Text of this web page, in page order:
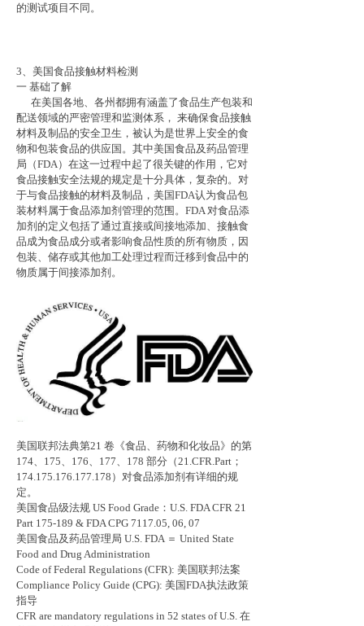
的测试项目不同。
3、美国食品接触材料检测
一 基础了解
在美国各地、各州都拥有涵盖了食品生产包装和
配送领域的严密管理和监测体系， 来确保食品接触
材料及制品的安全卫生，被认为是世界上安全的食
物和包装食品的供应国。其中美国食品及药品管理
局（FDA）在这一过程中起了很关键的作用，它对
食品接触安全法规的规定是十分具体，复杂的。对
于与食品接触的材料及制品，美国FDA认为食品包
装材料属于食品添加剂管理的范围。FDA 对食品添
加剂的定义包括了通过直接或间接地添加、接触食
品成为食品成分或者影响食品性质的所有物质，因
包装、储存或其他加工处理过程而迁移到食品中的
物质属于间接添加剂。
美国联邦法典第21 卷《食品、药物和化妆品》的第
174、175、176、177、178 部分（21.CFR.Part；
174.175.176.177.178）对食品添加剂有详细的规
定。
美国食品级法规 US Food Grade：U.S. FDA CFR 21
Part 175-189 & FDA CPG 7117.05, 06, 07
美国食品及药品管理局 U.S. FDA ＝ United State
Food and Drug Administration
Code of Federal Regulations (CFR): 美国联邦法案
Compliance Policy Guide (CPG): 美国FDA执法政策
指导
CFR are mandatory regulations in 52 states of U.S. 在